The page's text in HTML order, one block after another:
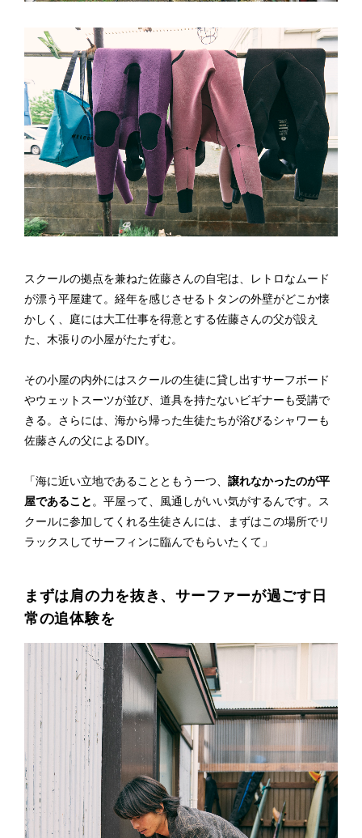
スクールの拠点を兼ねた佐藤さんの自宅は、レトロなムード
が漂う平屋建て。経年を感じさせるトタンの外壁がどこか懐
かしく、庭には大工仕事を得意とする佐藤さんの父が設え
た、木張りの小屋がたたずむ。
その小屋の内外にはスクールの生徒に貸し出すサーフボード
やウェットスーツが並び、道具を持たないビギナーも受講で
きる。さらには、海から帰った生徒たちが浴びるシャワーも
佐藤さんの父によるDIY。
「海に近い立地であることともう一つ、 譲れなかったのが平
屋であること。平屋って、風通しがいい気がするんです。ス
クールに参加してくれる生徒さんには、まずはこの場所でリ
ラックスしてサーフィンに臨んでもらいたくて」
まずは肩の力を抜き、サーファーが過ごす日
常の追体験を